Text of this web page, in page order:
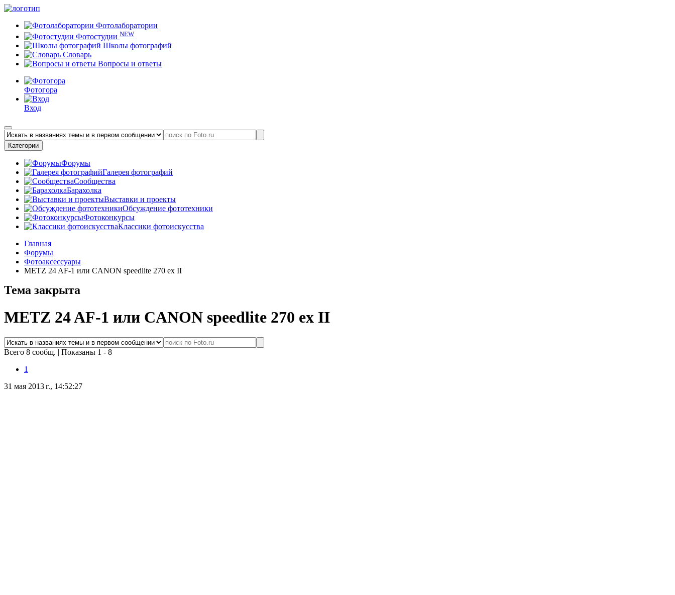
Фотолаборатории
Фотостудии NEW
Школы фотографий
Словарь
Вопросы и ответы
Фотогора
Вход
Категории
Форумы
Галерея фотографий
Сообщества
Барахолка
Выставки и проекты
Обсуждение фототехники
Фотоконкурсы
Классики фотоискусства
Главная
Форумы
Фотоаксессуары
METZ 24 AF-1 или CANON speedlite 270 ex II
Тема закрыта
METZ 24 AF-1 или CANON speedlite 270 ex II
Всего 8 сообщ. | Показаны 1 - 8
1
31 мая 2013 г., 14:52:27